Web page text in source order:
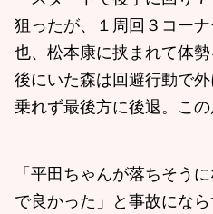
狙ったが、１周回３コー
也、松本康に挟まれて体
後にいた森は回避行動で
乗れず最後方に後退。この
「平田ちゃんが落ちそう
で良かった」と事故にな